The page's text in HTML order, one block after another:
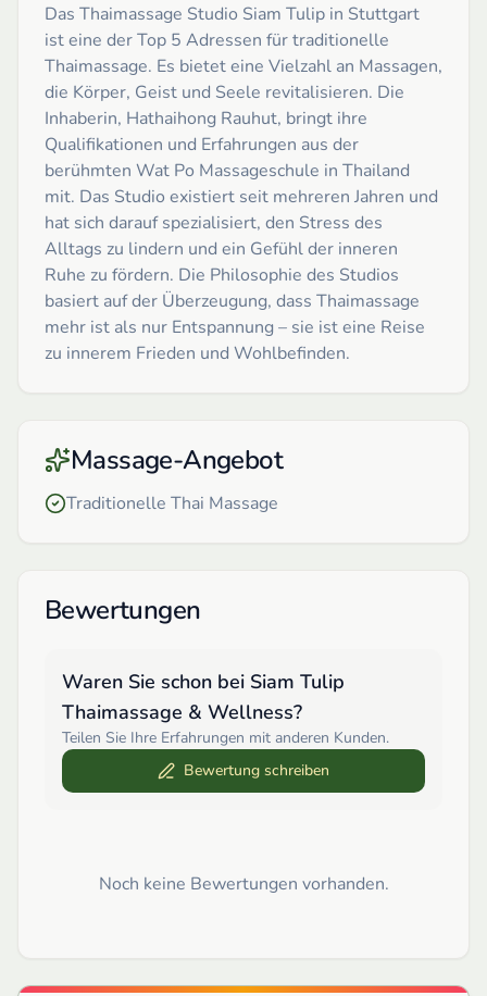
Das Thaimassage Studio Siam Tulip in Stuttgart
ist eine der Top 5 Adressen für traditionelle
Thaimassage. Es bietet eine Vielzahl an Massagen,
die Körper, Geist und Seele revitalisieren. Die
Inhaberin, Hathaihong Rauhut, bringt ihre
Qualifikationen und Erfahrungen aus der
berühmten Wat Po Massageschule in Thailand
mit. Das Studio existiert seit mehreren Jahren und
hat sich darauf spezialisiert, den Stress des
Alltags zu lindern und ein Gefühl der inneren
Ruhe zu fördern. Die Philosophie des Studios
basiert auf der Überzeugung, dass Thaimassage
mehr ist als nur Entspannung – sie ist eine Reise
zu innerem Frieden und Wohlbefinden.
Massage-Angebot
Traditionelle Thai Massage
Bewertungen
Waren Sie schon bei Siam Tulip
Thaimassage & Wellness?
Teilen Sie Ihre Erfahrungen mit anderen Kunden.
Bewertung schreiben
Noch keine Bewertungen vorhanden.